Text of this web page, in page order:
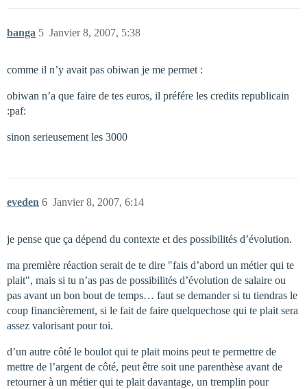
banga Janvier 8, 2007, 5:38
5
comme il n’y avait pas obiwan je me permet :
obiwan n’a que faire de tes euros, il préfére les credits republicain
:paf:
sinon serieusement les 3000
eveden Janvier 8, 2007, 6:14
6
je pense que ça dépend du contexte et des possibilités d’évolution.
ma première réaction serait de te dire "fais d’abord un métier qui te
plait", mais si tu n’as pas de possibilités d’évolution de salaire ou
pas avant un bon bout de temps… faut se demander si tu tiendras le
coup financièrement, si le fait de faire quelquechose qui te plait sera
assez valorisant pour toi.
d’un autre côté le boulot qui te plait moins peut te permettre de
mettre de l’argent de côté, peut être soit une parenthèse avant de
retourner à un métier qui te plait davantage, un tremplin pour